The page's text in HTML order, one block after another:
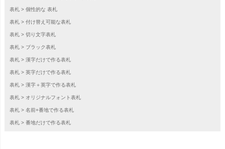
表札 個性的な 表札
表札 付け替え可能な表札
表札 切り文字表札
表札 ブラック表札
表札 漢字だけで作る表札
表札 英字だけで作る表札
表札 漢字＋英字で作る表札
表札 オリジナルフォント表札
表札 名前+番地で作る表札
表札 番地だけで作る表札